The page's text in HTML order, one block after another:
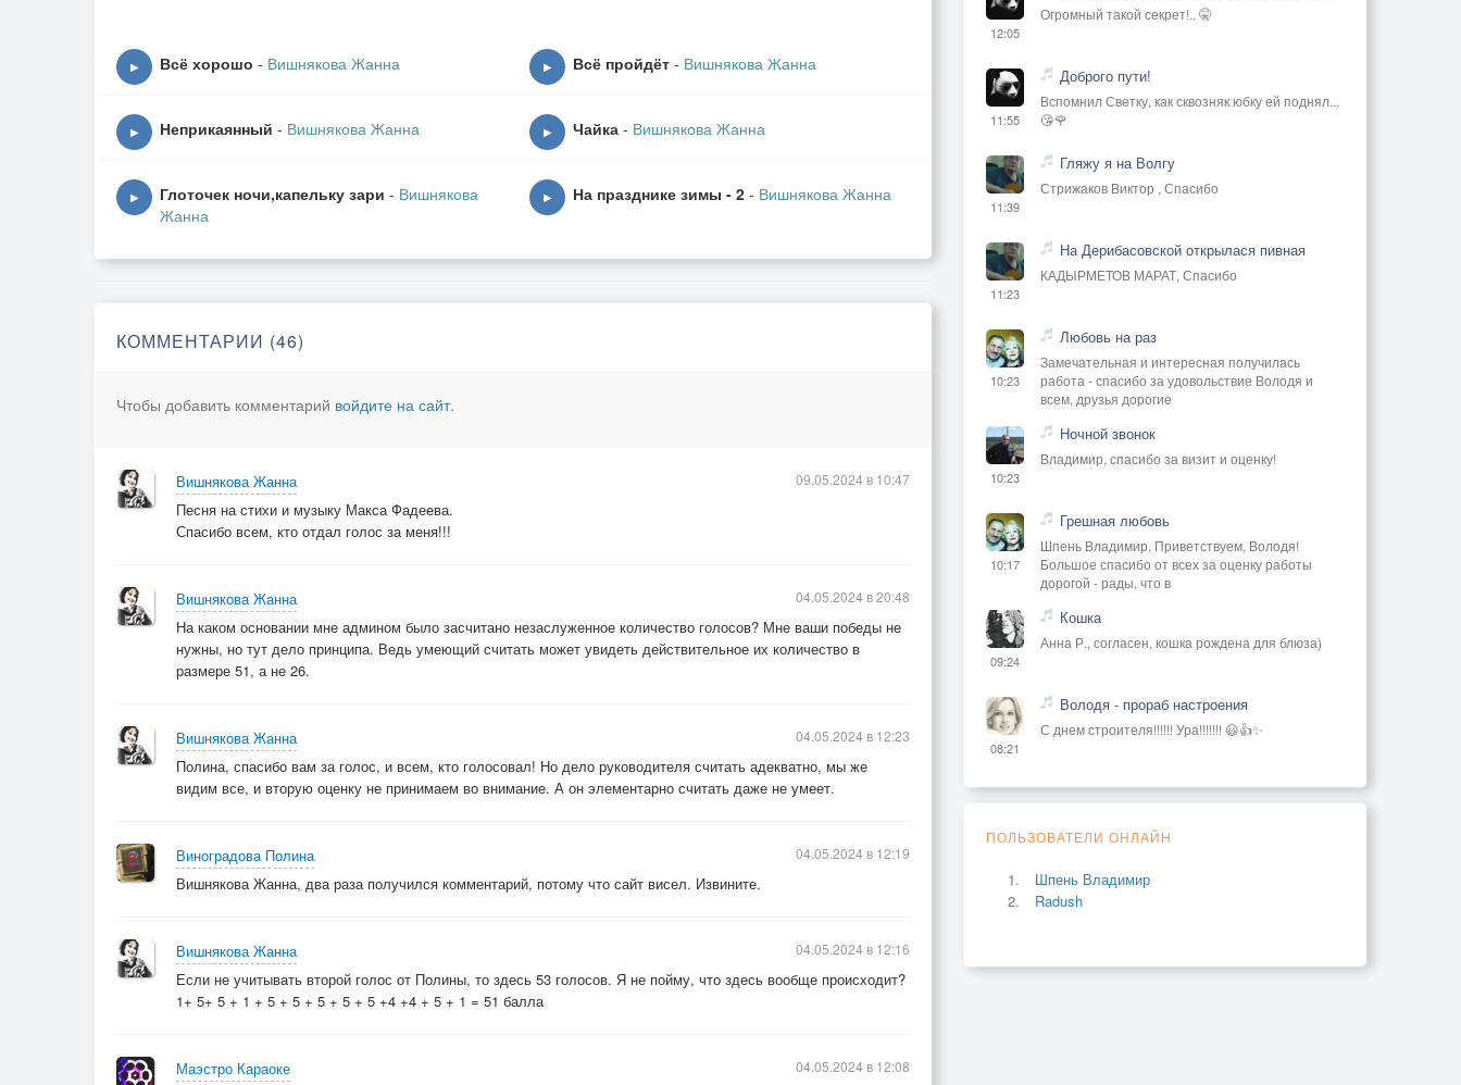
▶ Всё хорошо - Вишнякова Жанна ▶ Всё пройдёт - Вишнякова Жанна
▶ Неприкаянный - Вишнякова Жанна ▶ Чайка - Вишнякова Жанна
▶ Глоточек ночи,капельку зари - Вишнякова
Жанна
▶ На празднике зимы - 2 - Вишнякова Жанна
КОММЕНТАРИИ (46)
Чтобы добавить комментарий войдите на сайт.
Вишнякова Жанна
Песня на стихи и музыку Макса Фадеева.
Спасибо всем, кто отдал голос за меня!!!
09.05.2024 в 10:47
Вишнякова Жанна
На каком основании мне админом было засчитано незаслуженное количество голосов? Мне ваши победы не
нужны, но тут дело принципа. Ведь умеющий считать может увидеть действительное их количество в
размере 51, а не 26.
04.05.2024 в 20:48
Вишнякова Жанна
Полина, спасибо вам за голос, и всем, кто голосовал! Но дело руководителя считать адекватно, мы же
видим все, и вторую оценку не принимаем во внимание. А он элементарно считать даже не умеет.
04.05.2024 в 12:23
Виноградова Полина
Вишнякова Жанна, два раза получился комментарий, потому что сайт висел. Извините.
04.05.2024 в 12:19
Вишнякова Жанна
Если не учитывать второй голос от Полины, то здесь 53 голосов. Я не пойму, что здесь вообще происходит?
1+ 5+ 5 + 1 + 5 + 5 + 5 + 5 + 5 +4 +4 + 5 + 1 = 51 балла
04.05.2024 в 12:16
Маэстро Караоке
04.05.2024 в 12:08
12:05
Огромный такой секрет!.. 🤫
11:55
Доброго пути!
Вспомнил Светку, как сквозняк юбку ей поднял...
😘🌹
11:39
Гляжу я на Волгу
Стрижаков Виктор , Спасибо
11:23
На Дерибасовской открылася пивная
КАДЫРМЕТОВ МАРАТ, Спасибо
10:23
Любовь на раз
Замечательная и интересная получилась
работа - спасибо за удовольствие Володя и
всем, друзья дорогие
10:23
Ночной звонок
Владимир, спасибо за визит и оценку!
10:17
Грешная любовь
Шпень Владимир, Приветствуем, Володя!
Большое спасибо от всех за оценку работы
дорогой - рады, что в
09:24
Кошка
Анна Р., согласен, кошка рождена для блюза)
08:21
Володя - прораб настроения
С днем строителя!!!!!! Ура!!!!!!! 😃👍✨
ПОЛЬЗОВАТЕЛИ ОНЛАЙН
Шпень Владимир
Radush